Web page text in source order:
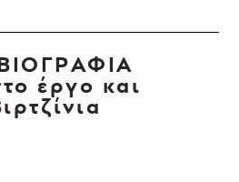
έργο και